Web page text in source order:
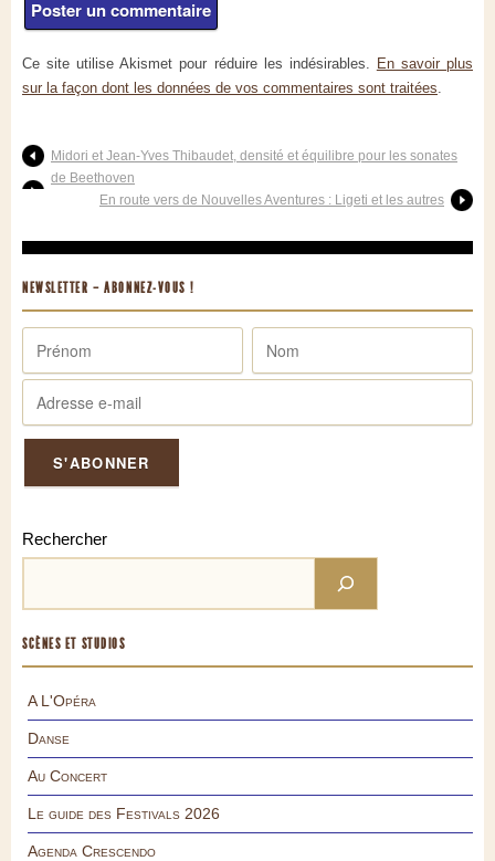
Ce site utilise Akismet pour réduire les indésirables. En savoir plus
sur la façon dont les données de vos commentaires sont traitées
Midori et Jean-Yves Thibaudet, densité et équilibre pour les sonates
de Beethoven
En route vers de Nouvelles Aventures : Ligeti et les autres
NEWSLETTER – ABONNEZ-VOUS !
Rechercher
SCÈNES ET STUDIOS
A L'Opéra
Danse
Au Concert
Le guide des Festivals 2026
Agenda Crescendo